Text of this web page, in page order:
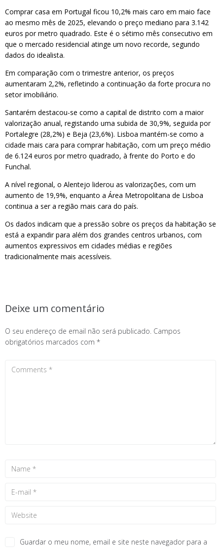
Comprar casa em Portugal ficou 10,2% mais caro em maio face
ao mesmo mês de 2025, elevando o preço mediano para 3.142
euros por metro quadrado. Este é o sétimo mês consecutivo em
que o mercado residencial atinge um novo recorde, segundo
dados do idealista.
Em comparação com o trimestre anterior, os preços
aumentaram 2,2%, refletindo a continuação da forte procura no
setor imobiliário.
Santarém destacou-se como a capital de distrito com a maior
valorização anual, registando uma subida de 30,9%, seguida por
Portalegre (28,2%) e Beja (23,6%). Lisboa mantém-se como a
cidade mais cara para comprar habitação, com um preço médio
de 6.124 euros por metro quadrado, à frente do Porto e do
Funchal.
A nível regional, o Alentejo liderou as valorizações, com um
aumento de 19,9%, enquanto a Área Metropolitana de Lisboa
continua a ser a região mais cara do país.
Os dados indicam que a pressão sobre os preços da habitação se
está a expandir para além dos grandes centros urbanos, com
aumentos expressivos em cidades médias e regiões
tradicionalmente mais acessíveis.
Deixe um comentário
O seu endereço de email não será publicado. Campos
obrigatórios marcados com *
Guardar o meu nome, email e site neste navegador para a